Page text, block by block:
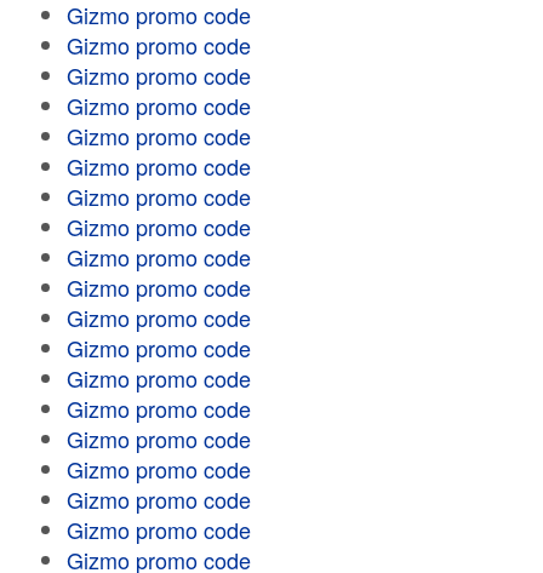
Gizmo promo code
Gizmo promo code
Gizmo promo code
Gizmo promo code
Gizmo promo code
Gizmo promo code
Gizmo promo code
Gizmo promo code
Gizmo promo code
Gizmo promo code
Gizmo promo code
Gizmo promo code
Gizmo promo code
Gizmo promo code
Gizmo promo code
Gizmo promo code
Gizmo promo code
Gizmo promo code
Gizmo promo code